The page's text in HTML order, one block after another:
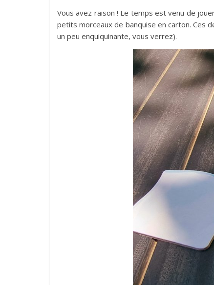
Vous avez raison ! Le temps est venu de
petits morceaux de banquise en carton. Ces
un peu enquiquinante, vous verrez).